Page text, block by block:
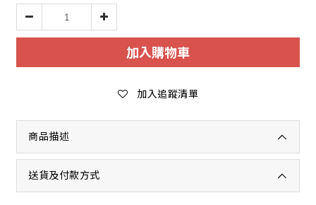
加入購物車
加入追蹤清單
商品描述
送貨及付款方式